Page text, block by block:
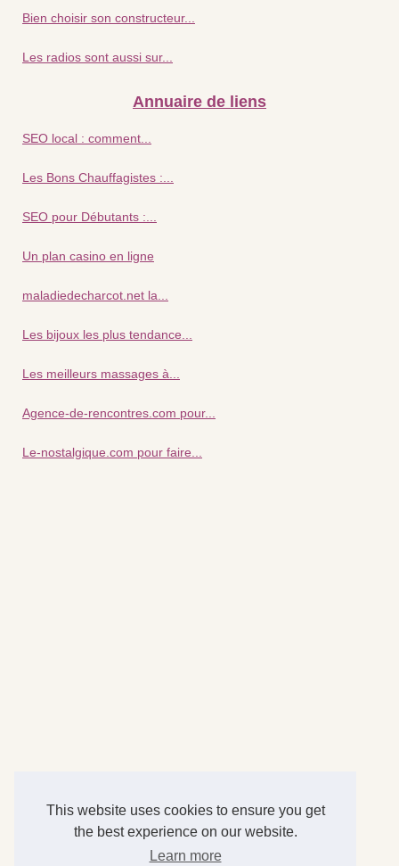
This website uses cookies to ensure you get
the best experience on our website.
Learn more
Bien choisir son constructeur...
Les radios sont aussi sur...
Annuaire de liens
SEO local : comment...
Les Bons Chauffagistes :...
SEO pour Débutants :...
Un plan casino en ligne
maladiedecharcot.net la...
Les bijoux les plus tendance...
Les meilleurs massages à...
Agence-de-rencontres.com pour...
Le-nostalgique.com pour faire...